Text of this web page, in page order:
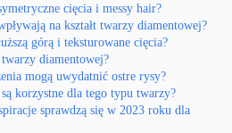
cięcia i messy hair?
na kształt twarzy diamentowej?
górą i teksturowane cięcia?
diamentowej?
mogą uwydatnić ostre rysy?
korzystne dla tego typu twarzy?
sprawdzą się w 2023 roku dla